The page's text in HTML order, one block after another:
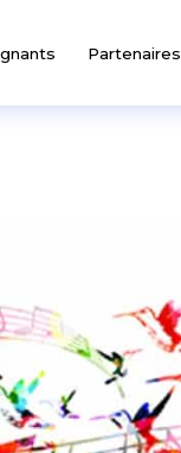
Partenaires